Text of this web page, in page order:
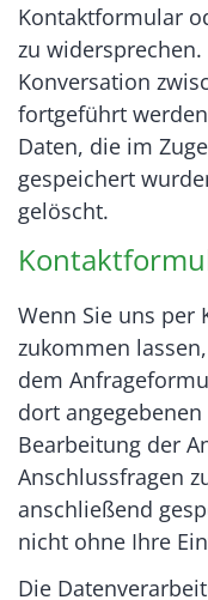
Kontaktformular
zu
Konversation
fortgeführt
Daten, die im
gespeichert
gelöscht.
Wenn Sie uns per
zukommen
dem
dort
Bearbeitung der
Anschlussfragen
anschließend
nicht ohne Ihre
Die